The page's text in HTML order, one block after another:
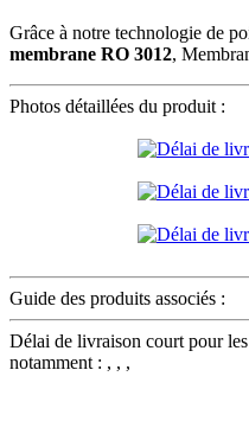
Grâce à notre technologie de
membrane RO 3012,
Photos détaillées du produit :
Guide des produits associés :
Délai de livraison court pour
notamment : , , ,